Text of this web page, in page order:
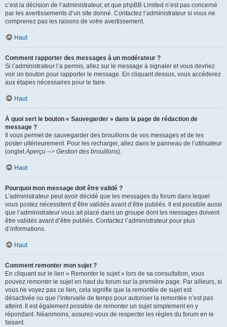
c’est la décision de l’administrateur, et que phpBB Limited n’est pas concerné
par les avertissements d’un site donné. Contactez l’administrateur si vous ne
comprenez pas les raisons de votre avertissement.
Haut
Comment rapporter des messages à un modérateur ?
Si l’administrateur l’a permis, allez sur le message à signaler et vous devriez
voir un bouton pour rapporter le message. En cliquant dessus, vous accéderez
aux étapes nécessaires pour le faire.
Haut
À quoi sert le bouton « Sauvegarder » dans la page de rédaction de
message ?
Il vous permet de sauvegarder des brouillons de vos messages et de les
poster ultérieurement. Pour les recharger, allez dans le panneau de l’utilisateur
(ongletAperçu --> Gestion des brouillons).
Haut
Pourquoi mon message doit être validé ?
L’administrateur peut avoir décidé que les messages du forum dans lequel
vous postez nécessitent d’être validés avant d’être publiés. Il est possible aussi
que l’administrateur vous ait placé dans un groupe dont les messages doivent
être validés avant d’être publiés. Contactez l’administrateur pour plus
d’informations.
Haut
Comment remonter mon sujet ?
En cliquant sur le lien « Remonter le sujet » lors de sa consultation, vous
pouvez remonterle sujet en haut du forum sur la première page. Par ailleurs, si
vous ne voyez pas ce lien, cela signifie que la remontée de sujet est
désactivée ou que l’intervalle de temps pour autoriser la remontée n’est pas
atteint. Il est également possible de remonter un sujet simplement en y
répondant. Néanmoins, assurez-vous de respecter les règles du forum en le
faisant.